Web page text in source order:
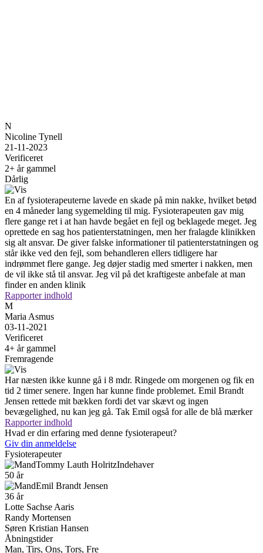
N
Nicoline Tynell
21-11-2023
Verificeret
2+ år gammel
Dårlig
En af fysioterapeuterne lavede en skade på min nakke, hvilket betød
en 4 måneder lang sygemelding til mig. Fysioterapeuten gav mig
flere gange ret i at han havde begået en fejl og beklagede meget. Jeg
oprettede en sag hos patienterstatningen, men her fralagde klinikken
sig alt ansvar. De giver falske informationer til patienterstatningen og
står ikke ved den fejl, som behandleren ellers tidligere har
indrømmet flere gange. Jeg døjer stadig med smerter i nakken, men
de vil ikke stå til ansvar. Jeg vil på det kraftigeste anbefale at man
finder en anden klinik
Rapporter indhold
M
Maria Asmus
03-11-2021
Verificeret
4+ år gammel
Fremragende
Har næsten ikke kunne gå i 8 mdr. Ringede om morgenen og fik en
tid 2 timer senere. Ingen har kunne finde problemet. Emil Brandt
Jensen rettede mit bækken fordi det var skævt og ingen
bevægelighed, nu kan jeg gå. Tak Emil også for alle de blå mærker
Rapporter indhold
Hvad er din erfaring med denne fysioterapeut?
Giv din anmeldelse
Fysioterapeuter
Tommy Lauth HolritzIndehaver
50 år
Emil Brandt Jensen
36 år
Lotte Sachse Aaris
Randy Mortensen
Søren Kristian Hansen
Åbningstider
Man, Tirs, Ons, Tors, Fre